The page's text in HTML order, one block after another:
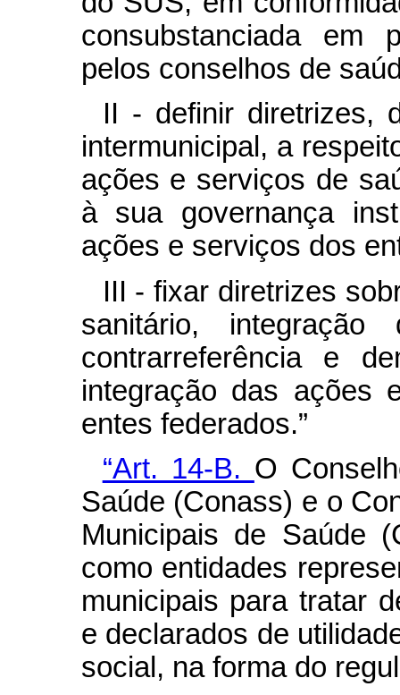
consubstanciada em
pelos conselhos de
II - definir diretrizes,
intermunicipal, a
ações e serviços de
à sua governança
ações e serviços dos
III - fixar diretrizes
sanitário,
contrarreferência e
integração das ações
entes federados.”
“Art. 14-B. O
Saúde (Conass) e o
Municipais de Saúde
como entidades
municipais para tratar
e declarados de
social, na forma do